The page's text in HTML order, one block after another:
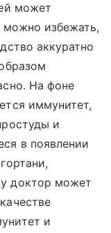
может
можно избежать,
аккуратно
На фоне
иммунитет,
и
в появлении
доктор может
и